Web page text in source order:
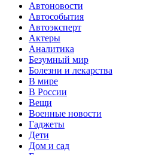
Автоновости
Автособытия
Автоэксперт
Актеры
Аналитика
Безумный мир
Болезни и лекарства
В мире
В России
Вещи
Военные новости
Гаджеты
Дети
Дом и сад